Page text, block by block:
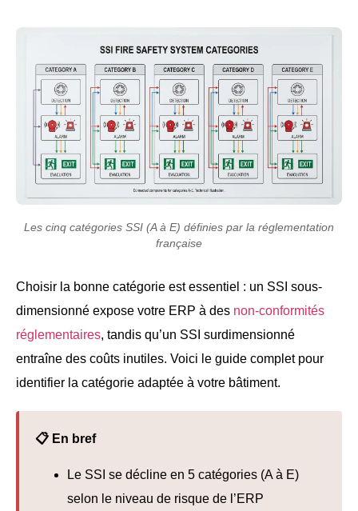
Les cinq catégories SSI (A à E) définies par la réglementation
française
Choisir la bonne catégorie est essentiel : un SSI sous-
dimensionné expose votre ERP à des non-conformités
réglementaires, tandis qu’un SSI surdimensionné
entraîne des coûts inutiles. Voici le guide complet pour
identifier la catégorie adaptée à votre bâtiment.
📋 En bref
Le SSI se décline en 5 catégories (A à E)
selon le niveau de risque de l’ERP